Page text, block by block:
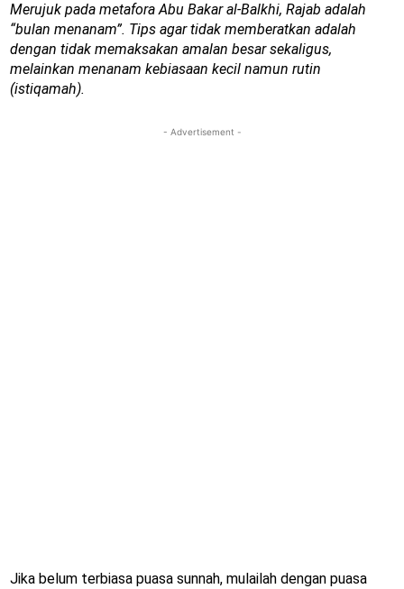
Merujuk pada metafora Abu Bakar al-Balkhi, Rajab adalah
“bulan menanam”. Tips agar tidak memberatkan adalah
dengan tidak memaksakan amalan besar sekaligus,
melainkan menanam kebiasaan kecil namun rutin
(istiqamah).
- Advertisement -
Jika belum terbiasa puasa sunnah, mulailah dengan puasa